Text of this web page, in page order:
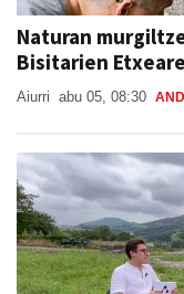
Naturan
Bisitarien
Aiurri abu 05, 08:30